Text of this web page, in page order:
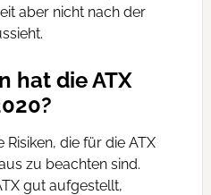
aber nicht nach der
hat die ATX
die für die ATX
zu beachten sind.
gut aufgestellt,